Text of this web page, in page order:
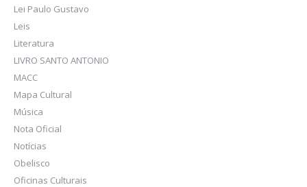
Lei Paulo Gustavo
Leis
Literatura
LIVRO SANTO ANTONIO
MACC
Mapa Cultural
Música
Nota Oficial
Notícias
Obelisco
Oficinas Culturais